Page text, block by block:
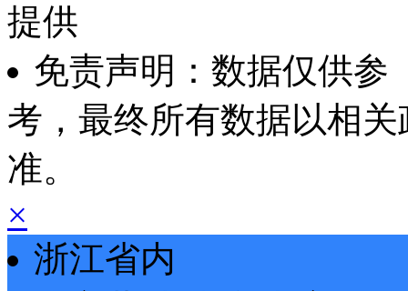
提供
免责声明：数据仅供参
考，最终所有数据以相
准。
×
浙江省内